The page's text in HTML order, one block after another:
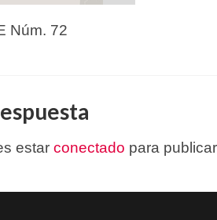
Núm. 72
estar conectado para